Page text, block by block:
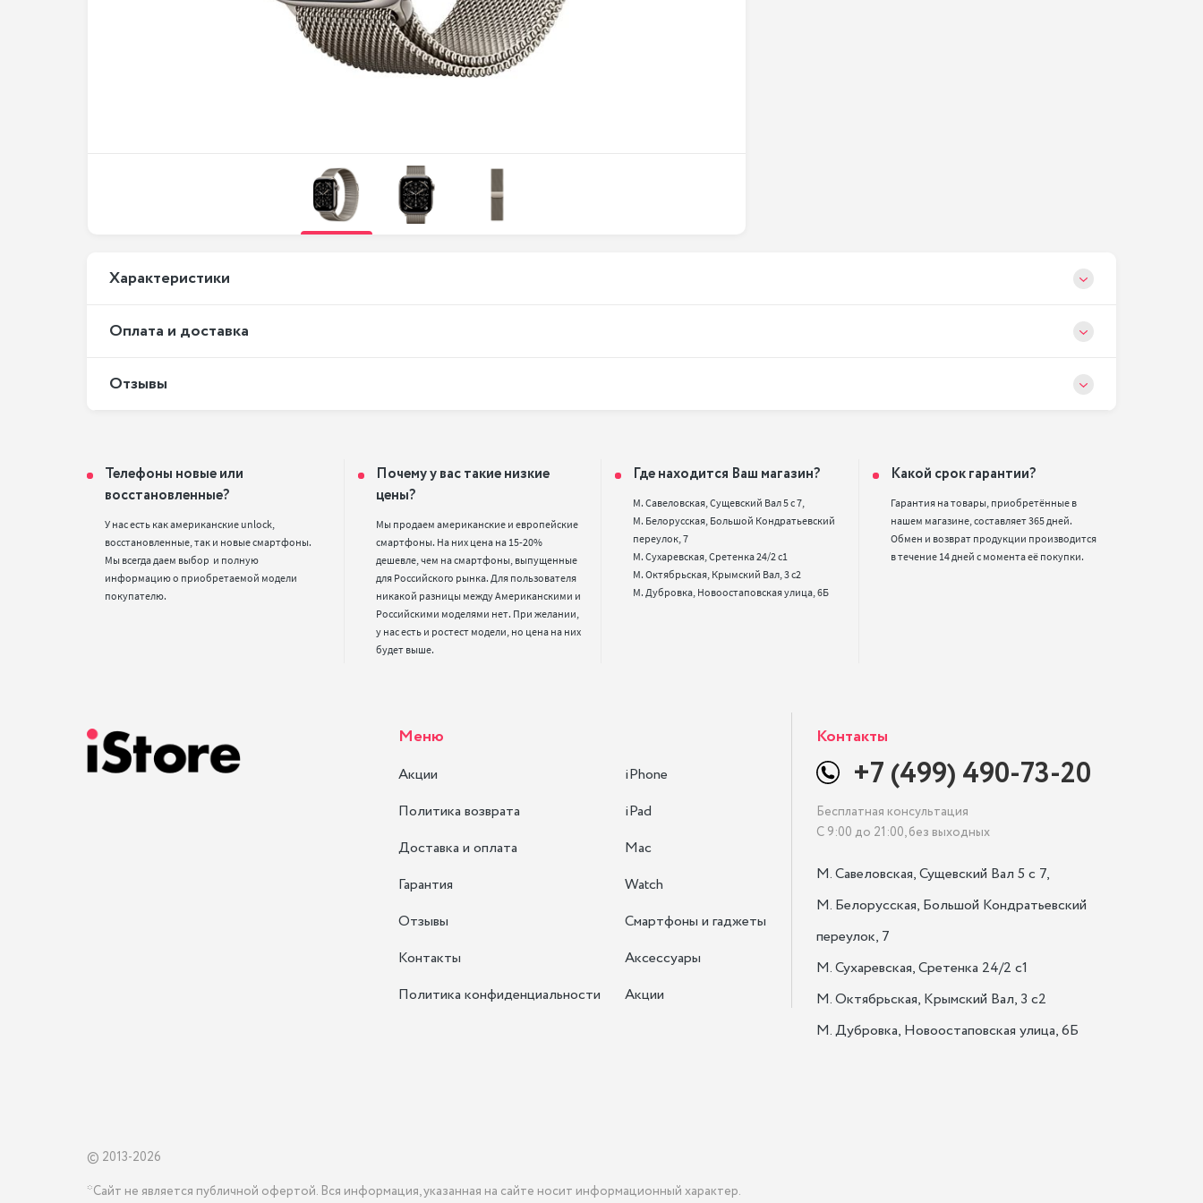
Xарактеристики
Оплата и доставка
Отзывы
Телефоны новые или
восстановленные?
У нас есть как американские unlock,
восстановленные, так и новые смартфоны.
Мы всегда даем выбор  и полную
информацию о приобретаемой модели
покупателю.
Почему у вас такие низкие
цены?
Мы продаем американские и европейские
смартфоны. На них цена на 15-20%
дешевле, чем на смартфоны, выпущенные
для Российского рынка. Для пользователя
никакой разницы между Американскими и
Российскими моделями нет. При желании,
у нас есть и ростест модели, но цена на них
будет выше.
Где находится Ваш магазин?
М. Савеловская, Сущевский Вал 5 с 7,
М. Белорусская, Большой Кондратьевский
переулок, 7
М. Сухаревская, Сретенка 24/2 с1
М. Октябрьская, Крымский Вал, 3 с2
Какой срок гарантии?
Гарантия на товары, приобретённые в
нашем магазине, составляет 365 дней.
Обмен и возврат продукции производится
в течение 14 дней с момента её покупки.
Меню
Акции
Политика возврата
Доставка и оплата
Гарантия
Отзывы
Контакты
Политика конфиденциальности
iPhone
iPad
Mac
Watch
Смартфоны и гаджеты
Аксессуары
Акции
Контакты
+7 (499) 490-73-20
Бесплатная консультация
С 9:00 до 21:00, без выходных
М. Савеловская, Сущевский Вал 5 с 7,
М. Белорусская, Большой Кондратьевский
переулок, 7
М. Сухаревская, Сретенка 24/2 с1
М. Октябрьская, Крымский Вал, 3 с2
М. Дубровка, Новоостаповская улица, 6Б
© 2013-2026
*Сайт не является публичной офертой. Вся информация, указанная на сайте носит информационный характер.